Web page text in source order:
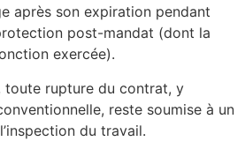
après son expiration pendant
post-mandat (dont la
exercée).
toute rupture du contrat, y
reste soumise à un
du travail.